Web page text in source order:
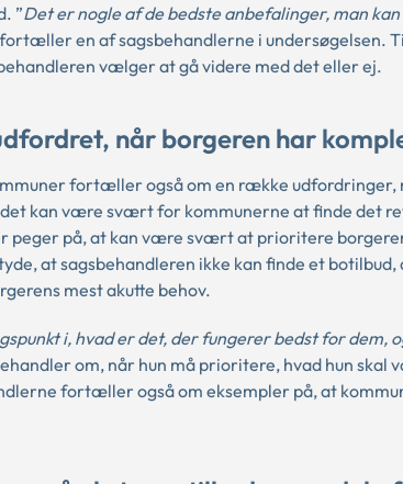
”Det er nogle af de bedste anbefalinger, man
fortæller en af sagsbehandlerne i undersøgelsen.
vælger at gå videre med det eller ej.
når borgeren har
fortæller også om en række
kan være svært for kommunerne at finde det
peger på, at kan være svært at prioritere
at sagsbehandleren ikke kan finde et
mest akutte behov.
i, hvad er det, der fungerer bedst for dem,
om, når hun må prioritere, hvad hun skal
fortæller også om eksempler på, at